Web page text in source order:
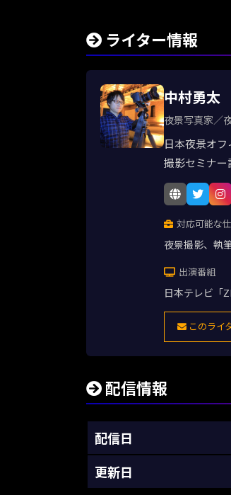
ライター情報
中村勇太
夜景写真家／
日本夜景オ
撮影セミナー
対応可能な
夜景撮影、執
出演番組
日本テレビ「
このライ
配信情報
配信日
更新日